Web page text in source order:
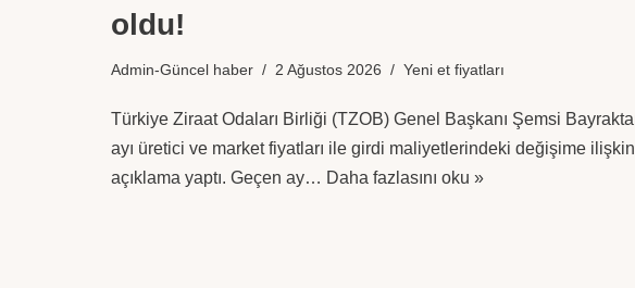
oldu!
Admin-Güncel haber 2 Ağustos 2026 Yeni et fiyatları
Türkiye Ziraat Odaları Birliği (TZOB) Genel Başkanı Şemsi
ayı üretici ve market fiyatları ile girdi maliyetlerindeki değişime ilişkin
açıklama yaptı. Geçen ay… Daha fazlasını oku »